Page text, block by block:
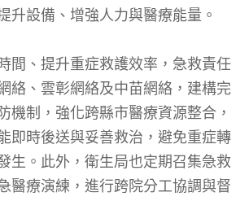
升設備、增強人力與醫療能量。
間、提升重症救護效率，急救責任
絡、雲彰網絡及中苗網絡，建構完
機制，強化跨縣市醫療資源整合，
即時後送與妥善救治，避免重症轉
生。此外，衛生局也定期召集急救
醫療演練，進行跨院分工協調與督